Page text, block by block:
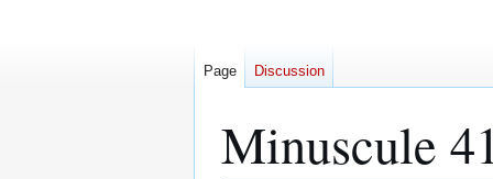
Minuscule
Page Discussion